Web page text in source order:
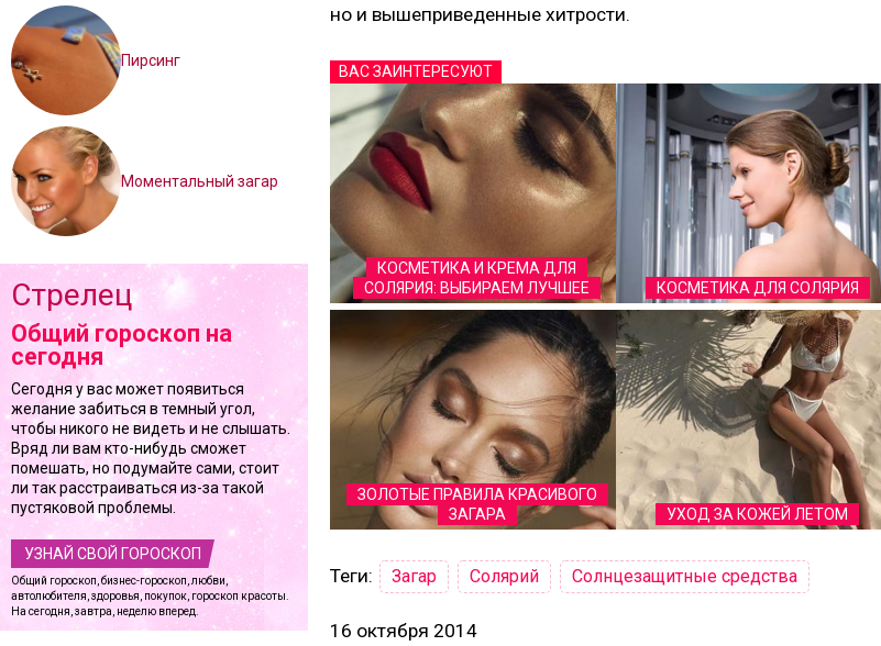
Пирсинг
Моментальный загар
Стрелец
Общий гороскоп на
сегодня
Сегодня у вас может появиться
желание забиться в темный угол,
чтобы никого не видеть и не слышать.
Вряд ли вам кто-нибудь сможет
помешать, но подумайте сами, стоит
ли так расстраиваться из-за такой
пустяковой проблемы.
УЗНАЙ СВОЙ ГОРОСКОП
Общий гороскоп, бизнес-гороскоп, любви,
автолюбителя, здоровья, покупок, гороскоп красоты.
На сегодня, завтра, неделю вперед.
но и вышеприведенные хитрости.
ВАС ЗАИНТЕРЕСУЮТ
КОСМЕТИКА И КРЕМА ДЛЯ
СОЛЯРИЯ: ВЫБИРАЕМ ЛУЧШЕЕ
КОСМЕТИКА ДЛЯ СОЛЯРИЯ
ЗОЛОТЫЕ ПРАВИЛА КРАСИВОГО
ЗАГАРА
УХОД ЗА КОЖЕЙ ЛЕТОМ
Теги: Загар Солярий Солнцезащитные средства
16 октября 2014